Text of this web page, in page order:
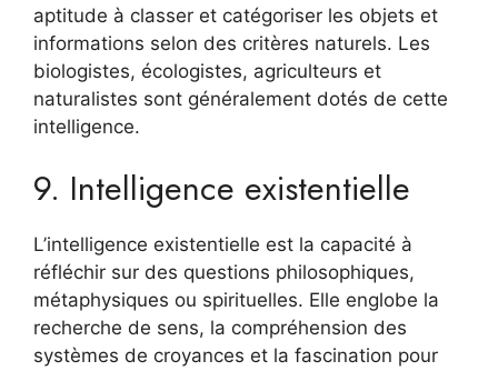
aptitude à classer et catégoriser les objets et
informations selon des critères naturels. Les
biologistes, écologistes, agriculteurs et
naturalistes sont généralement dotés de cette
intelligence.
9. Intelligence existentielle
L’intelligence existentielle est la capacité à
réfléchir sur des questions philosophiques,
métaphysiques ou spirituelles. Elle englobe la
recherche de sens, la compréhension des
systèmes de croyances et la fascination pour